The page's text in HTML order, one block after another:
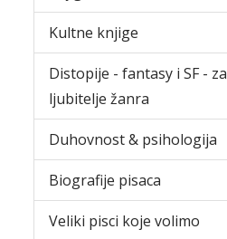
Kultne knjige
Distopije - fantasy i SF - za
ljubitelje žanra
Duhovnost & psihologija
Biografije pisaca
Veliki pisci koje volimo